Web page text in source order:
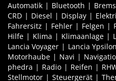
Automatik Bluetooth
CRD
Diesel Display
Fahrersitz
Fehler Felgen
Hilfe
Klima Klimaanlage
Lancia Voyager
Lancia Ypsilon
Motorhaube
Navi
phedra
Radio Reifen
Stellmotor
Steuergerät